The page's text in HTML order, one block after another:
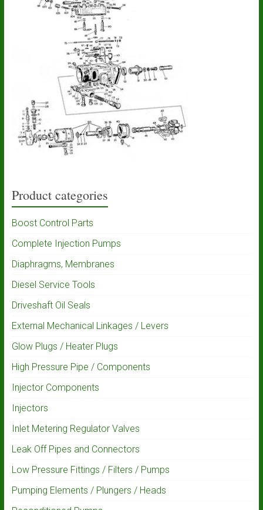
Product categories
Boost Control Parts
Complete Injection Pumps
Diaphragms, Membranes
Diesel Service Tools
Driveshaft Oil Seals
External Mechanical Linkages / Levers
Glow Plugs / Heater Plugs
High Pressure Pipe / Components
Injector Components
Injectors
Inlet Metering Regulator Valves
Leak Off Pipes and Connectors
Low Pressure Fittings / Filters / Pumps
Pumping Elements / Plungers / Heads